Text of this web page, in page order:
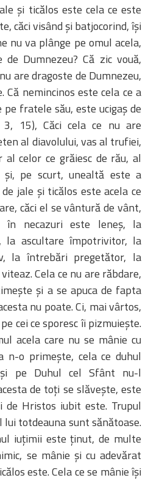
şi ticălos este cela ce este
căci visând şi batjocorind, îşi
nu va plânge pe omul acela,
Dumnezeu? Că zic vouă,
are dragoste de Dumnezeu,
Că nemincinos este cela ce a
pe fratele său, este ucigaş de
15), Căci cela ce nu are
al diavolului, vas al trufiei,
celor ce grăiesc de rău, al
şi, pe scurt, unealtă este a
jale şi ticălos este acela ce
căci el se vântură de vânt,
în necazuri este leneş, la
la ascultare împotrivitor, la
la întrebări pregetător, la
Cela ce nu are răbdare,
şi a se apuca de fapta
nu poate. Ci, mai vârtos,
cei ce sporesc îi pizmuieşte.
acela care nu se mânie cu
n-o primeşte, cela ce duhul
pe Duhul cel Sfânt nu-l
de toţi se slăveşte, este
de Hristos iubit este. Trupul
totdeauna sunt sănătoase.
iuţimii este ţinut, de multe
se mânie şi cu adevărat
este. Cela ce se mânie îşi